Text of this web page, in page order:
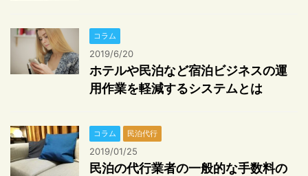
コラム
2019/6/20
ホテルや民泊など宿泊ビジネスの運
用作業を軽減するシステムとは
コラム 民泊代行
2019/01/25
民泊の代行業者の一般的な手数料の